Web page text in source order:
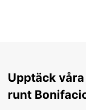
Upptäck
runt